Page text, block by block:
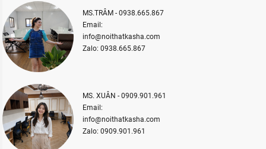
MS.TRÂM - 0938.665.867
Email:
info@noithatkasha.com
Zalo: 0938.665.867
MS. XUÂN - 0909.901.961
Email:
info@noithatkasha.com
Zalo: 0909.901.961